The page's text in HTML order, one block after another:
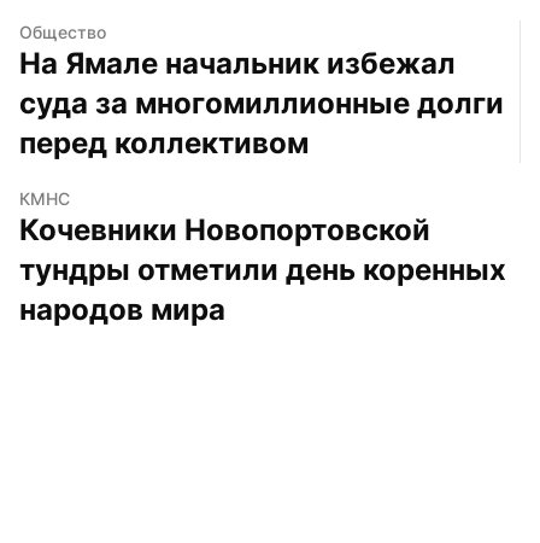
Общество
На Ямале начальник избежал
суда за многомиллионные долги
перед коллективом
КМНС
Кочевники Новопортовской
тундры отметили день коренных
народов мира